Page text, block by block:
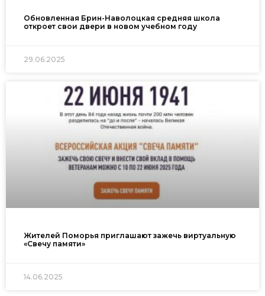
Обновленная Брин-Наволоцкая средняя школа
откроет свои двери в новом учебном году
29.06.2025
Жителей Поморья приглашают зажечь виртуальную
«Свечу памяти»
14.06.2025